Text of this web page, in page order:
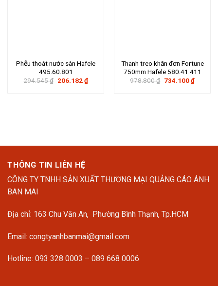
Phễu thoát nước sàn Hafele
495.60.801
294.545₫ Giá
206.182₫Giá
hiện
Thanh treo khăn đơn Fortune
750mm Hafele 580.41.411
978.800₫ Giá
734.100₫Giá
hiện
THÔNG TIN LIÊN HỆ
CÔNG TY TNHH SẢN XUẤT THƯƠNG MẠI QUẢNG CÁO ÁNH
BAN MAI
Địa chỉ: 163 Chu Văn An, Phường Bình Thạnh, Tp.HCM
Email: congtyanhbanmai@gmail.com
Hotline: 093 328 0003 – 089 668 0006